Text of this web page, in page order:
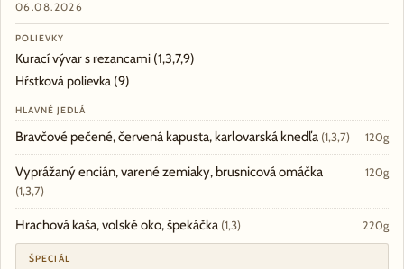
06.08.2026
POLIEVKY
Kurací vývar s rezancami (1,3,7,9)
Hŕstková polievka (9)
HLAVNÉ JEDLÁ
Bravčové pečené, červená kapusta, karlovarská knedľa (1,3,7) 120g
Vyprážaný encián, varené zemiaky, brusnicová omáčka
(1,3,7)
120g
Hrachová kaša, volské oko, špekáčka (1,3) 220g
ŠPECIÁL